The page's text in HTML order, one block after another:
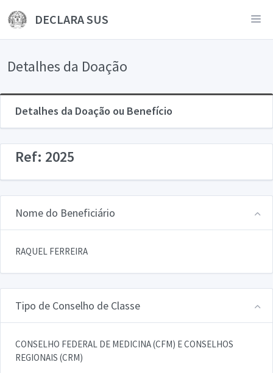
DECLARA SUS
Detalhes da Doação
Detalhes da Doação ou Benefício
Ref: 2025
Nome do Beneficiário
RAQUEL FERREIRA
Tipo de Conselho de Classe
CONSELHO FEDERAL DE MEDICINA (CFM) E CONSELHOS
REGIONAIS (CRM)